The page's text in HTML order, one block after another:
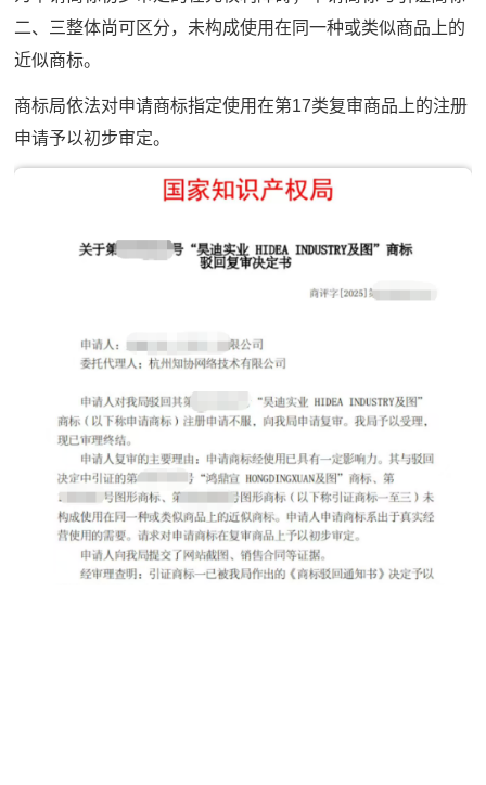
二、三整体尚可区分，未构成使用在同一种或类似商品上的
近似商标。
商标局依法对申请商标指定使用在第17类复审商品上的注册
申请予以初步审定。